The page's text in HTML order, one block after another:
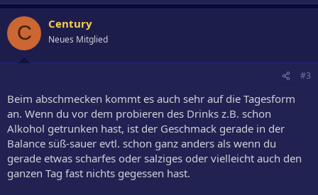
C Century
Neues Mitglied
#3
Beim abschmecken kommt es auch sehr auf die Tagesform
an. Wenn du vor dem probieren des Drinks z.B. schon
Alkohol getrunken hast, ist der Geschmack gerade in der
Balance süß-sauer evtl. schon ganz anders als wenn du
gerade etwas scharfes oder salziges oder vielleicht auch den
ganzen Tag fast nichts gegessen hast.